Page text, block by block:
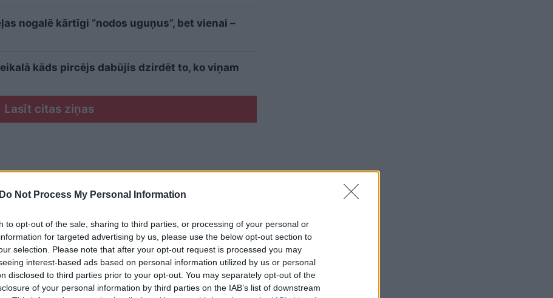
Do Not Process My Personal Information
to opt-out of the sale, sharing to third parties, or processing of your personal or
for targeted advertising by us, please use the below opt-out section to
selection. Please note that after your opt-out request is processed you may
interest-based ads based on personal information utilized by us or personal
disclosed to third parties prior to your opt-out. You may separately opt-out of the
of your personal information by third parties on the IAB’s list of downstream
nogalē kārtīgi “nodos uguņus”, bet vienai –
kāds pircējs dabūjis dzirdēt to, ko viņam
Lasīt citas ziņas